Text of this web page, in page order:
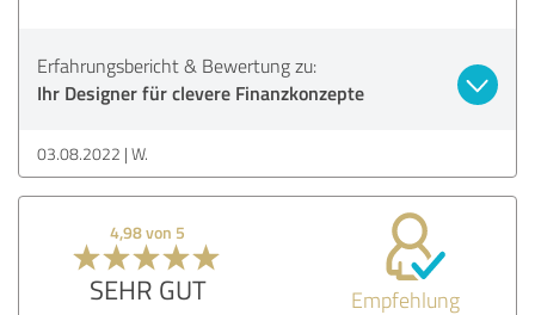
Erfahrungsbericht & Bewertung zu:
Ihr Designer für clevere Finanzkonzepte
03.08.2022 W.
4,98 von 5
SEHR GUT Empfehlung